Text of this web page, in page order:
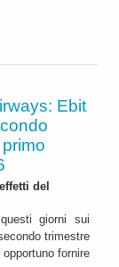
Ebit
del
giorni sui
trimestre
fornire